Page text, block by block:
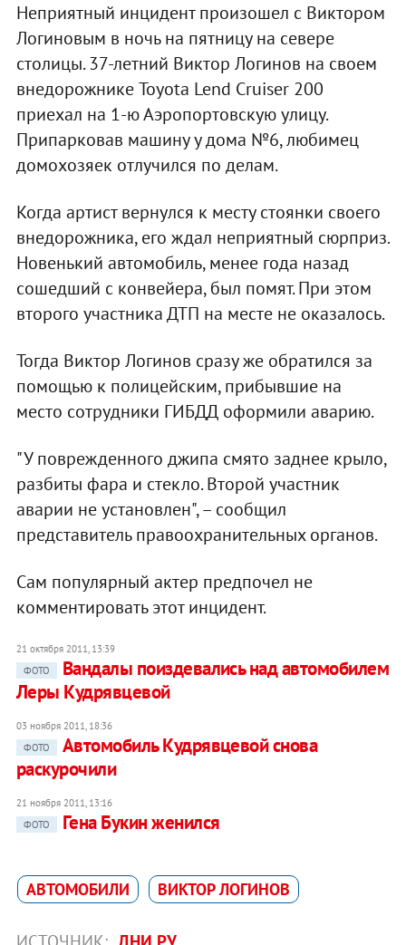
Неприятный инцидент произошел с Виктором
Логиновым в ночь на пятницу на севере
столицы. 37-летний Виктор Логинов на своем
внедорожнике Toyota Lend Cruiser 200
приехал на 1-ю Аэропортовскую улицу.
Припарковав машину у дома №6, любимец
домохозяек отлучился по делам.
Когда артист вернулся к месту стоянки своего
внедорожника, его ждал неприятный сюрприз.
Новенький автомобиль, менее года назад
сошедший с конвейера, был помят. При этом
второго участника ДТП на месте не оказалось.
Тогда Виктор Логинов сразу же обратился за
помощью к полицейским, прибывшие на
место сотрудники ГИБДД оформили аварию.
"У поврежденного джипа смято заднее крыло,
разбиты фара и стекло. Второй участник
аварии не установлен", – сообщил
представитель правоохранительных органов.
Сам популярный актер предпочел не
комментировать этот инцидент.
21 октября 2011, 13:39
ФОТО
Вандалы поиздевались над автомобилем
Леры Кудрявцевой
03 ноября 2011, 18:36
ФОТО
Автомобиль Кудрявцевой снова
раскурочили
21 ноября 2011, 13:16
ФОТО
Гена Букин женился
АВТОМОБИЛИ ВИКТОР ЛОГИНОВ